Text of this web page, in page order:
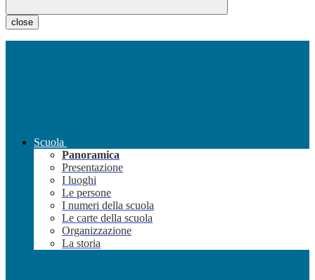
close
Scuola
Panoramica
Presentazione
I luoghi
Le persone
I numeri della scuola
Le carte della scuola
Organizzazione
La storia